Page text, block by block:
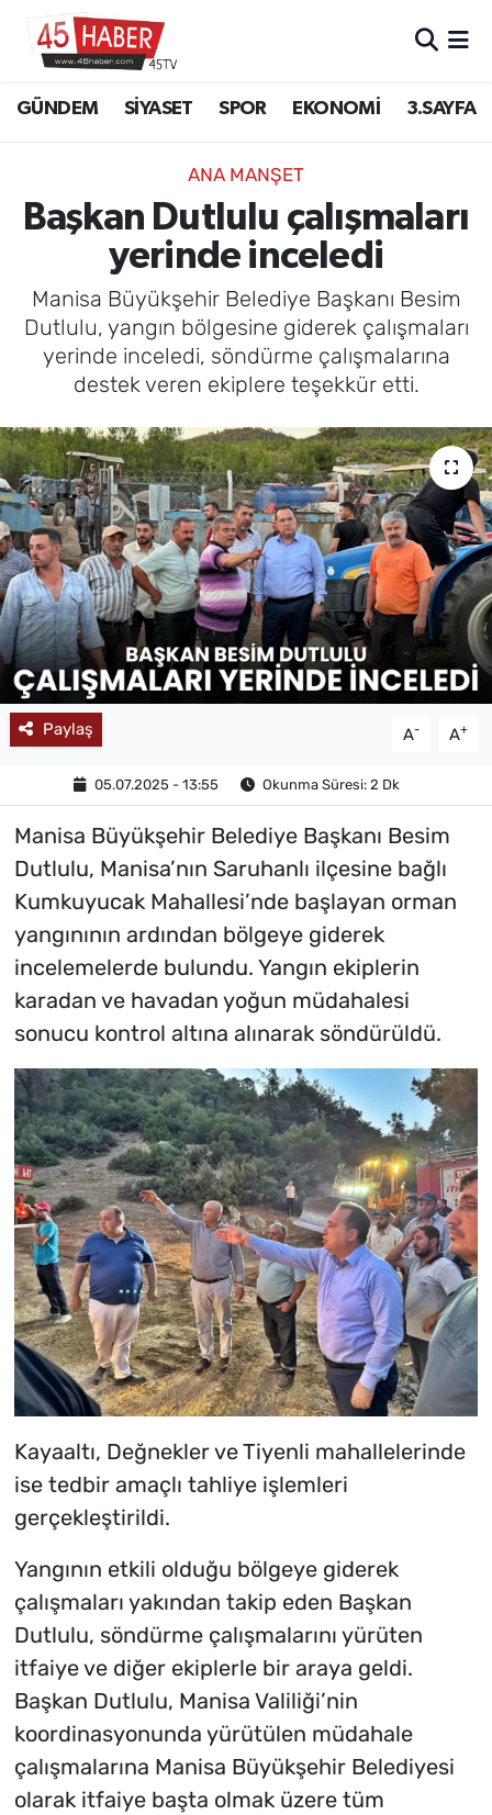
GÜNDEM SİYASET SPOR EKONOMİ 3.SAYFA
ANA MANŞET
Başkan Dutlulu çalışmaları
yerinde inceledi
Manisa Büyükşehir Belediye Başkanı Besim
Dutlulu, yangın bölgesine giderek çalışmaları
yerinde inceledi, söndürme çalışmalarına
destek veren ekiplere teşekkür etti.
Paylaş A- A+
05.07.2025 - 13:55 Okunma Süresi: 2 Dk
Manisa Büyükşehir Belediye Başkanı Besim
Dutlulu, Manisa’nın Saruhanlı ilçesine bağlı
Kumkuyucak Mahallesi’nde başlayan orman
yangınının ardından bölgeye giderek
incelemelerde bulundu. Yangın ekiplerin
karadan ve havadan yoğun müdahalesi
sonucu kontrol altına alınarak söndürüldü.
Kayaaltı, Değnekler ve Tiyenli mahallelerinde
ise tedbir amaçlı tahliye işlemleri
gerçekleştirildi.
Yangının etkili olduğu bölgeye giderek
çalışmaları yakından takip eden Başkan
Dutlulu, söndürme çalışmalarını yürüten
itfaiye ve diğer ekiplerle bir araya geldi.
Başkan Dutlulu, Manisa Valiliği’nin
koordinasyonunda yürütülen müdahale
çalışmalarına Manisa Büyükşehir Belediyesi
olarak itfaiye başta olmak üzere tüm
SİYASET
EKONOMİ
3.SAYFA
EĞİTİM
YAŞAM
MAGAZİN
Manisa Hava Durumu
Manisa Trafik Yoğunluk Haritası
Süper Lig Puan Durumu ve Fikstür
Tüm Manşetler
Haber Arşivi